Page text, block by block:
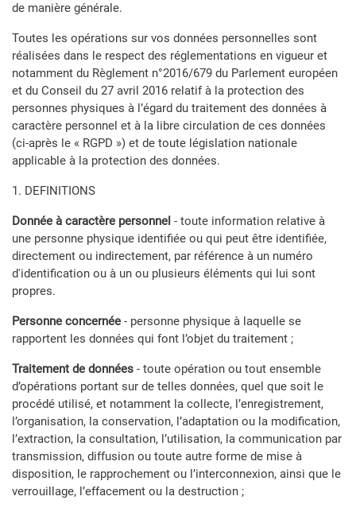
de manière générale.
Toutes les opérations sur vos données personnelles sont
réalisées dans le respect des réglementations en vigueur et
notamment du Règlement n°2016/679 du Parlement européen
et du Conseil du 27 avril 2016 relatif à la protection des
personnes physiques à l’égard du traitement des données à
caractère personnel et à la libre circulation de ces données
(ci-après le « RGPD ») et de toute législation nationale
applicable à la protection des données.
1. DEFINITIONS
Donnée à caractère personnel - toute information relative à
une personne physique identifiée ou qui peut être identifiée,
directement ou indirectement, par référence à un numéro
d'identification ou à un ou plusieurs éléments qui lui sont
propres.
Personne concernée - personne physique à laquelle se
rapportent les données qui font l’objet du traitement ;
Traitement de données - toute opération ou tout ensemble
d’opérations portant sur de telles données, quel que soit le
procédé utilisé, et notamment la collecte, l’enregistrement,
l’organisation, la conservation, l’adaptation ou la modification,
l’extraction, la consultation, l’utilisation, la communication par
transmission, diffusion ou toute autre forme de mise à
disposition, le rapprochement ou l’interconnexion, ainsi que le
verrouillage, l’effacement ou la destruction ;